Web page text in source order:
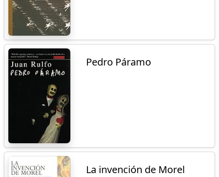
Pedro Páramo
La invención de Morel